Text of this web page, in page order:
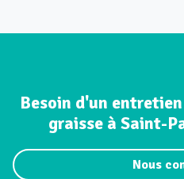
Besoin d'un
graisse à Saint-
Nous